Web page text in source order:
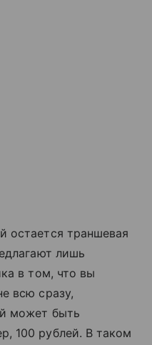
остается траншевая
лишь
в том, что вы
всю сразу,
может быть
100 рублей. В таком